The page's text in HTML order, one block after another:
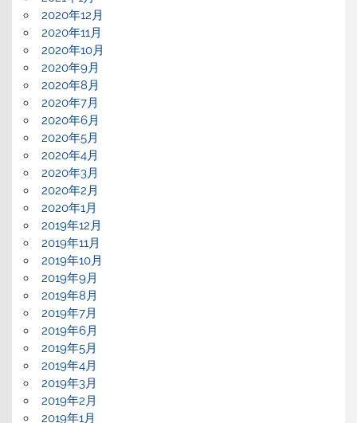
2020年12月
2020年11月
2020年10月
2020年9月
2020年8月
2020年7月
2020年6月
2020年5月
2020年4月
2020年3月
2020年2月
2020年1月
2019年12月
2019年11月
2019年10月
2019年9月
2019年8月
2019年7月
2019年6月
2019年5月
2019年4月
2019年3月
2019年2月
2019年1月